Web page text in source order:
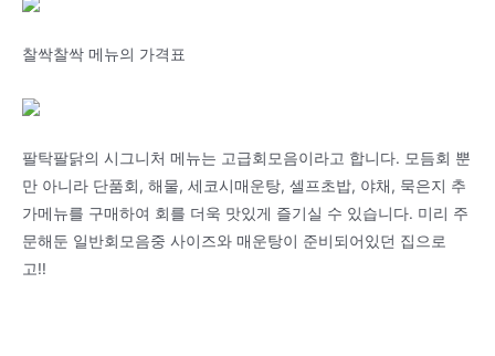
찰싹찰싹 메뉴의 가격표
팔탁팔닭의 시그니처 메뉴는 고급회모음이라고 합니다. 모듬회 뿐
만 아니라 단품회, 해물, 세코시매운탕, 셀프초밥, 야채, 묵은지 추
가메뉴를 구매하여 회를 더욱 맛있게 즐기실 수 있습니다. 미리 주
문해둔 일반회모음중 사이즈와 매운탕이 준비되어있던 집으로
고!!